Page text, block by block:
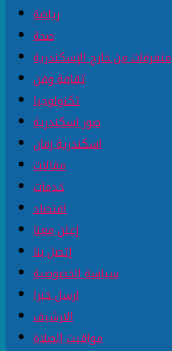
رياضة
صحة
متفرقات من خارج الإسكندرية
ثقافة وفن
تكنولوجيا
صور اسكندرية
اسكندرية زمان
مقالات
خدمات
اقتصاد
إعلن معنا
إتصل بنا
سياسة الخصوصية
ارسل خبرا
الارشيف
مواقيت الصلاة